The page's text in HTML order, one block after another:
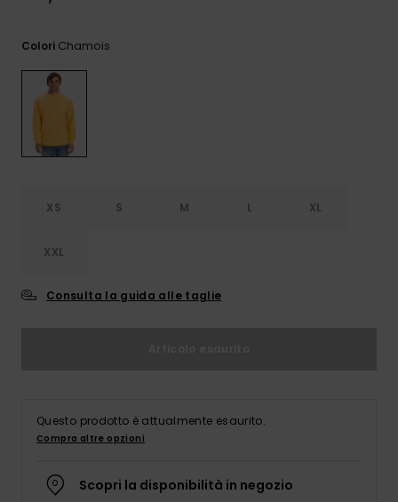
Colori Chamois
XS S M L XL
XXL
Consulta la guida alle taglie
Questo prodotto è attualmente esaurito.
Compra altre opzioni
Scopri la disponibilità in negozio